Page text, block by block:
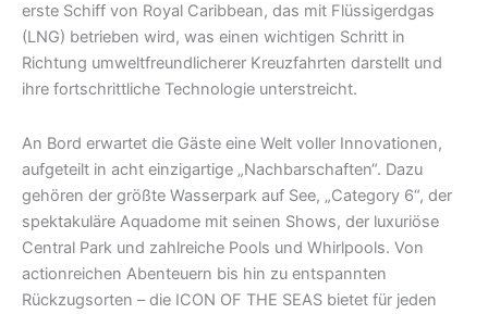
erste Schiff von Royal Caribbean, das mit Flüssigerdgas
(LNG) betrieben wird, was einen wichtigen Schritt in
Richtung umweltfreundlicherer Kreuzfahrten darstellt und
ihre fortschrittliche Technologie unterstreicht.
An Bord erwartet die Gäste eine Welt voller Innovationen,
aufgeteilt in acht einzigartige „Nachbarschaften“. Dazu
gehören der größte Wasserpark auf See, „Category 6“, der
spektakuläre Aquadome mit seinen Shows, der luxuriöse
Central Park und zahlreiche Pools und Whirlpools. Von
actionreichen Abenteuern bis hin zu entspannten
Rückzugsorten – die ICON OF THE SEAS bietet für jeden